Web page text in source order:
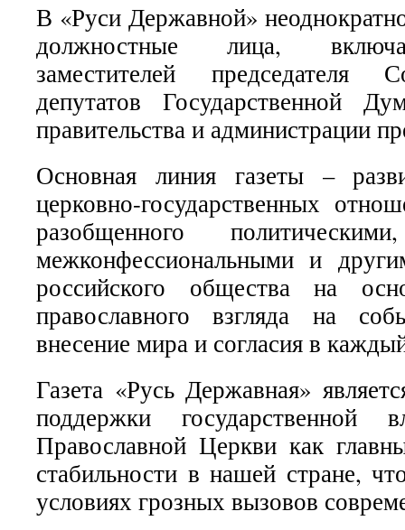
В «Руси Державной»
должностные лица,
заместителей председателя
депутатов Государственной
правительства и администрации
Основная линия газеты –
церковно-государственных
разобщенного
межконфессиональными и
российского общества на
православного взгляда на
внесение мира и согласия в
Газета «Русь Державная»
поддержки государственной
Православной Церкви как
стабильности в нашей стране,
условиях грозных вызовов